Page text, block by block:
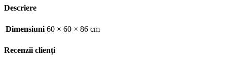
Descriere
Dimensiuni 60 × 60 × 86 cm
Recenzii clienți